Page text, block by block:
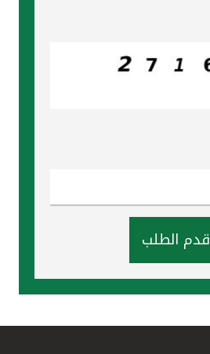
قدم الطلب